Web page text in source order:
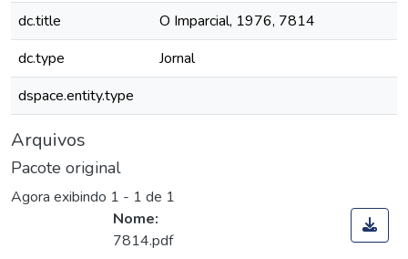
dc.title
O Imparcial, 1976, 7814
dc.type
Jornal
dspace.entity.type
Arquivos
Pacote original
Agora exibindo 1 - 1 de 1
Nome:
7814.pdf